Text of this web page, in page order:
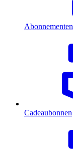
Abonnementen
Cadeaubonnen